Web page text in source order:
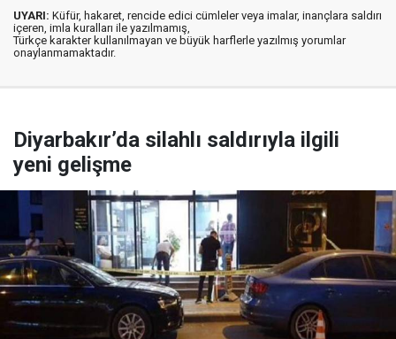
UYARI: Küfür, hakaret, rencide edici cümleler veya imalar, inançlara saldırı
içeren, imla kuralları ile yazılmamış,
Türkçe karakter kullanılmayan ve büyük harflerle yazılmış yorumlar
onaylanmamaktadır.
Diyarbakır’da silahlı saldırıyla ilgili
yeni gelişme